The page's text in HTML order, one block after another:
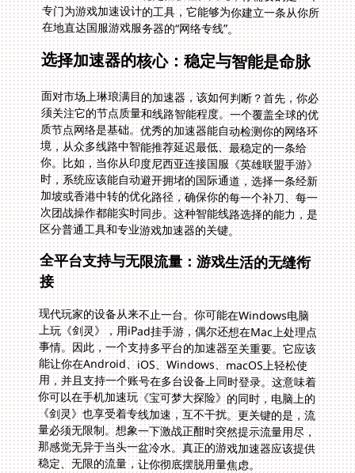
在地直达国服游戏服务器的“网络专线”。
选择加速器的核心：稳定与智能是命脉
面对市场上琳琅满目的加速器，该如何判断？首先，你必
须关注它的节点质量和线路智能程度。一个覆盖全球的优
质节点网络是基础。优秀的加速器能自动检测你的网络环
境，从众多线路中智能推荐延迟最低、最稳定的一条给
你。比如，当你从印度尼西亚连接国服《英雄联盟手游》
时，系统应该能自动避开拥堵的国际通道，选择一条经新
加坡或香港中转的优化路径，确保你的每一个补刀、每一
次团战操作都能实时同步。这种智能线路选择的能力，是
区分普通工具和专业游戏加速器的关键。
全平台支持与无限流量：游戏生活的无缝衔
接
现代玩家的设备从来不止一台。你可能在Windows电脑
上玩《剑灵》，用iPad挂手游，偶尔还想在Mac上处理点
事情。因此，一个支持多平台的加速器至关重要。它应该
能让你在Android、iOS、Windows、macOS上轻松使
用，并且支持一个账号在多台设备上同时登录。这意味着
你可以在手机加速玩《宝可梦大探险》的同时，电脑上的
《剑灵》也享受着专线加速，互不干扰。更关键的是，流
量必须无限制。想象一下激战正酣时突然提示流量用尽，
那感觉无异于当头一盆冷水。真正的游戏加速器应该提供
稳定、无限的流量，让你彻底摆脱用量焦虑。